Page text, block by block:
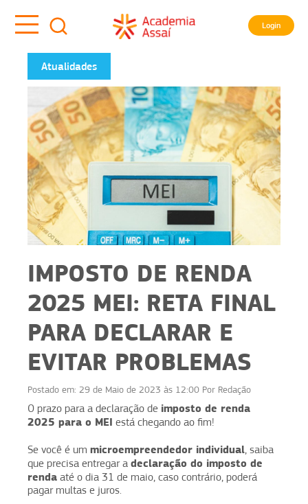
Login
Atualidades
IMPOSTO DE RENDA
2025 MEI: RETA FINAL
PARA DECLARAR E
EVITAR PROBLEMAS
Postado em: 29 de Maio de 2023 às 12:00 Por Redação
O prazo para a declaração de imposto de renda
2025 para o MEI está chegando ao fim!
Se você é um microempreendedor individual, saiba
que precisa entregar a declaração do imposto de
renda até o dia 31 de maio, caso contrário, poderá
pagar multas e juros.